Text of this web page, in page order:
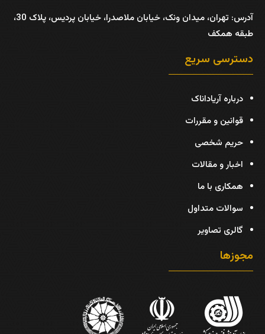
آدرس:
تهران، میدان ونک، خیابان ملاصدرا، خیابان پردیس، پلاک 30،
طبقه همکف
دسترسی سریع
درباره آریاداناک
قوانین و مقررات
حریم شخصی
اخبار و مقالات
همکاری با ما
سوالات متداول
گالری تصاویر
مجوزها